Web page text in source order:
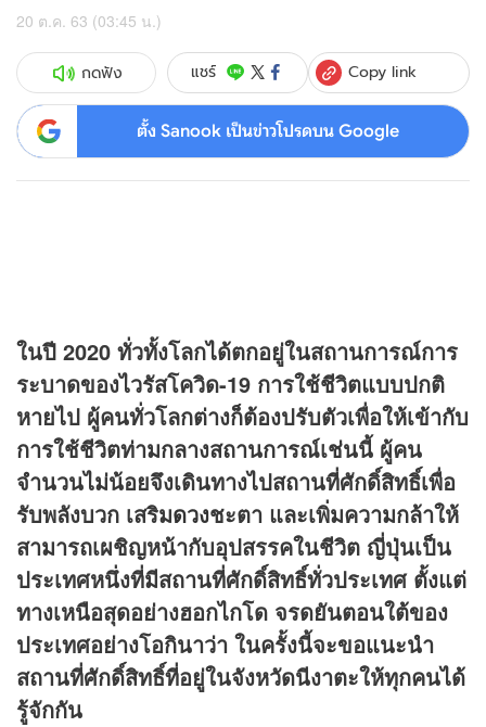
20 ต.ค. 63 (03:45 น.)
กดฟัง แชร์ Copy link
ตั้ง Sanook เป็นข่าวโปรดบน Google
ในปี 2020 ทั่วทั้งโลกได้ตกอยู่ในสถานการณ์การ
ระบาดของไวรัสโควิด-19 การใช้ชีวิตแบบปกติ
หายไป ผู้คนทั่วโลกต่างก็ต้องปรับตัวเพื่อให้เข้ากับ
การใช้ชีวิตท่ามกลางสถานการณ์เช่นนี้ ผู้คน
จำนวนไม่น้อยจึงเดินทางไปสถานที่ศักดิ์สิทธิ์เพื่อ
รับพลังบวก เสริมดวงชะตา และเพิ่มความกล้าให้
สามารถเผชิญหน้ากับอุปสรรคในชีวิต ญี่ปุ่นเป็น
ประเทศหนึ่งที่มีสถานที่ศักดิ์สิทธิ์ทั่วประเทศ ตั้งแต่
ทางเหนือสุดอย่างฮอกไกโด จรดยันตอนใต้ของ
ประเทศอย่างโอกินาว่า ในครั้งนี้จะขอแนะนำ
สถานที่ศักดิ์สิทธิ์ที่อยู่ในจังหวัดนีงาตะให้ทุกคนได้
รู้จักกัน